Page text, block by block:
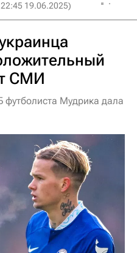
19.06.2025)
СМИ
футболиста Мудрика дала